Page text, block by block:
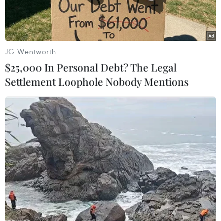
Một giếng dầu tại thị trấn Qahtaniyah, tỉnh Hasakah, Syria.
(Ảnh: AFP/TTXVN)
Trong phiên giao dịch 29/5, giá dầu thế giới
giảm khoảng 1% do lo ngại nhu cầu xăng của
Mỹ yếu đi và số liệu kinh tế có thể khiến Cục Dự
JG Wentworth
$25,000 In Personal Debt? The Legal
Settlement Loophole Nobody Mentions